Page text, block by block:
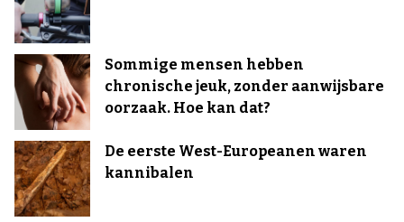
Sommige mensen hebben
chronische jeuk, zonder aanwijsbare
oorzaak. Hoe kan dat?
De eerste West-Europeanen waren
kannibalen